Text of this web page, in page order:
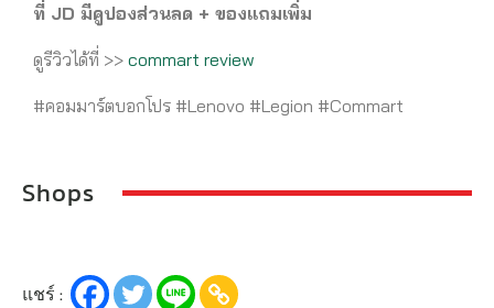
ที่ JD มีคูปองส่วนลด + ของแถมเพิ่ม
ดูรีวิวได้ที่ >> commart review
#คอมมาร์ตบอกโปร #Lenovo #Legion #Commart
Shops
แชร์ :